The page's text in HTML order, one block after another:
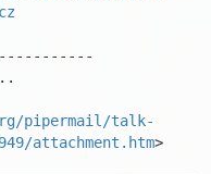
pipermail/talk-
attachment.htm>